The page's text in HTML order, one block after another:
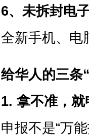
6、未拆封电
全新手机、电
给华人的三条
1. 拿不准，就
申报不是“万